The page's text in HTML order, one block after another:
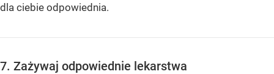
dla ciebie odpowiednia.
7. Zażywaj odpowiednie lekarstwa